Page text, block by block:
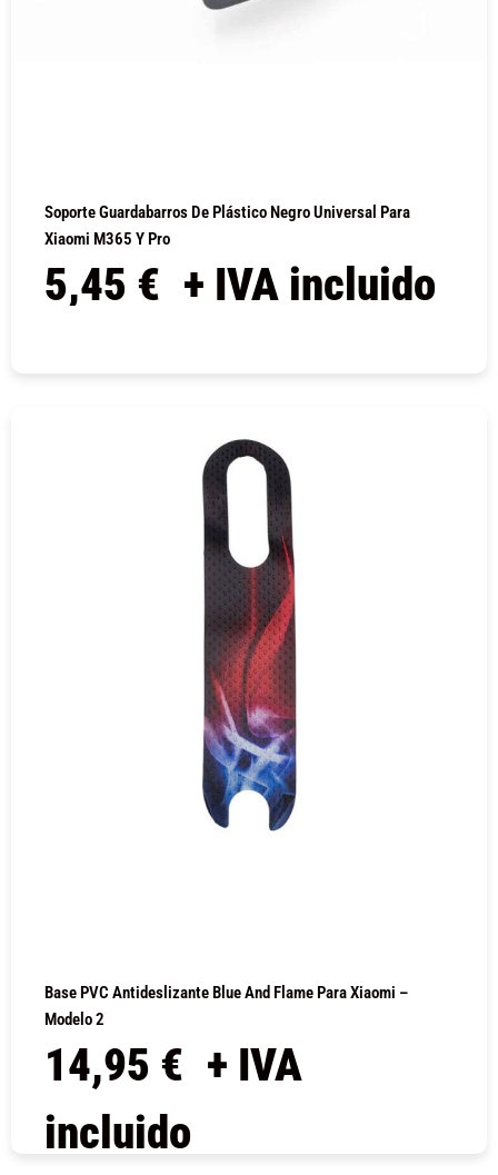
Soporte Guardabarros De Plástico Negro Universal Para
Xiaomi M365 Y Pro
5,45 € + IVA incluido
Base PVC Antideslizante Blue And Flame Para Xiaomi –
Modelo 2
14,95 € + IVA
incluido